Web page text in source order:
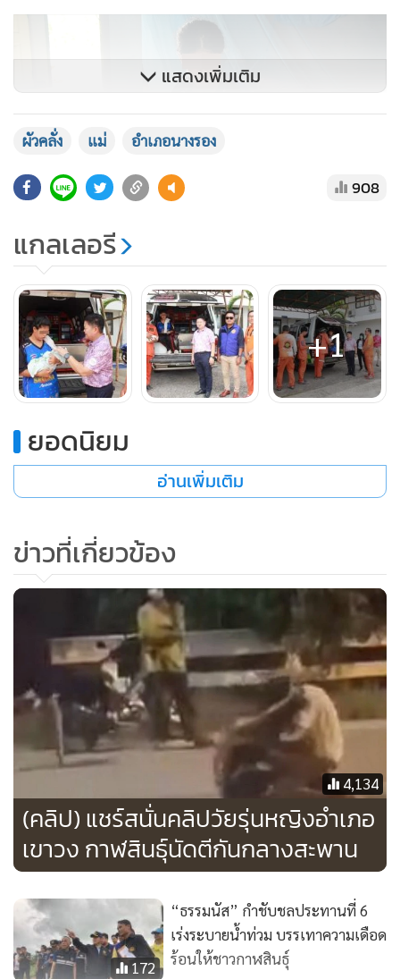
จากนั้นหน่วยกู้ภัยตำรวจทางหลวงบุรีรัมย์จึงได้ประสานไปยัง
อำเภอเพื่อหาแนวทางช่วยเหลือทั้งแม่และลูก เมื่อนางสาว
เพชรรัตน์ ภูมาศ นายอำเภอนางรอง ทราบเรื่องที่เกิดขึ้น ได้ให้พา
ทั้งแม่และลูกไปที่ที่ว่าการอำเภอนางรองเพื่อสอบถามราย
ละเอียดที่เกิดขึ้น เมื่อทราบเรื่องราวทั้งหมดและความประสงค์
ของ น.ส.เอ ท่านนายอำเภอได้โทรศัพท์ติดต่อพูดคุยกับแม่ของ
บุรีรัมย์สำหรับเป็นค่าน้ำมันและค่าใช้จ่ายในการขับรถไปส่งแม่
และเด็กที่ จ.กาฬสินธุ์ เพราะหากให้เดินทางกลับด้วยรถโดยสารก็
กลัวจะไม่สะดวกเนื่องจากลูกยังเล็กมาก พร้อมกันนี้ยังได้มอบเงิน
ทางและดูแลลูกด้วย
จากการสอบถาม น.ส.บี อายุ 16 ปี ซึ่งเป็นญาติพี่น้องกับนาย
เจมส์ สามีของ น.ส.เอ บอกว่า ที่ผ่านมาก็เห็นนายเจมส์ชอบดุด่า
หลอน บางครั้งถึงขั้นถือมีดขู่จะฆ่าทั้งแม่และลูกตัวเองด้วย จน
น.ส.เอ ทนไม่ไหวขอร้องให้พาไปส่งที่ บขส.เพื่อจะหนีกลับบ้านที่
จ.กาฬสินธุ์ กลัวว่าถ้าอยู่ต่อไปอาจจะเป็นอันตราย แต่เนื่องจาก
แสดงเพิ่มเติม
ผัวคลั่ง แม่ อำเภอนางรอง
908
แกลเลอรี
+1
ยอดนิยม
อ่านเพิ่มเติม
ข่าวที่เกี่ยวข้อง
4,134
(คลิป) แชร์สนั่นคลิปวัยรุ่นหญิงอำเภอ
เขาวง กาฬสินธุ์นัดตีกันกลางสะพาน
172
“ธรรมนัส” กำชับชลประทานที่ 6
เร่งระบายน้ำท่วม บรรเทาความเดือด
ร้อนให้ชาวกาฬสินธุ์